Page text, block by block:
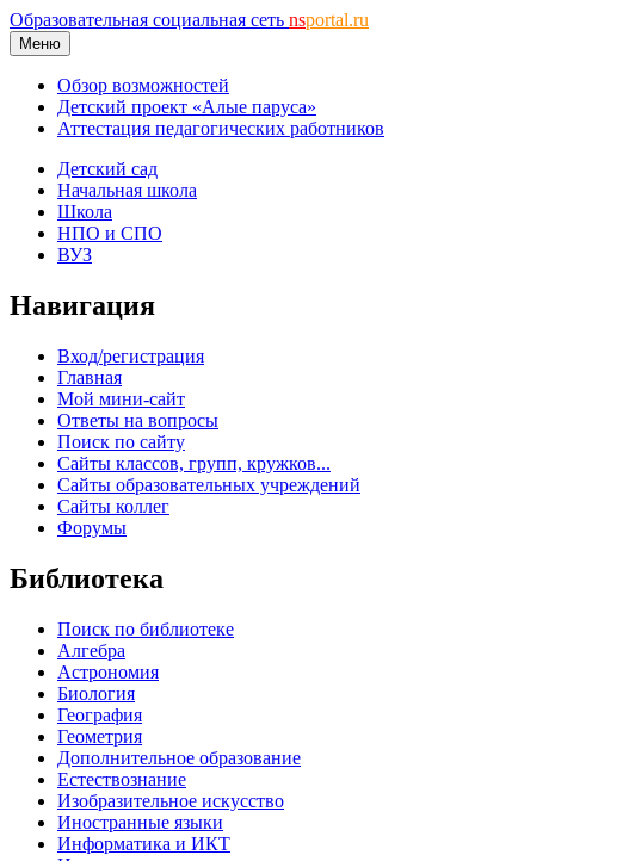
Образовательная социальная сеть nsportal.ru
Меню
Обзор возможностей
Детский проект «Алые паруса»
Аттестация педагогических работников
Детский сад
Начальная школа
Школа
НПО и СПО
ВУЗ
Навигация
Вход/регистрация
Главная
Мой мини-сайт
Ответы на вопросы
Поиск по сайту
Сайты классов, групп, кружков...
Сайты образовательных учреждений
Сайты коллег
Форумы
Библиотека
Поиск по библиотеке
Алгебра
Астрономия
Биология
География
Геометрия
Дополнительное образование
Естествознание
Изобразительное искусство
Иностранные языки
Информатика и ИКТ